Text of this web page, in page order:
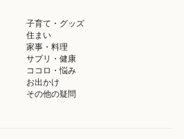
子育て・グッズ
住まい
家事・料理
サプリ・健康
ココロ・悩み
お出かけ
その他の疑問